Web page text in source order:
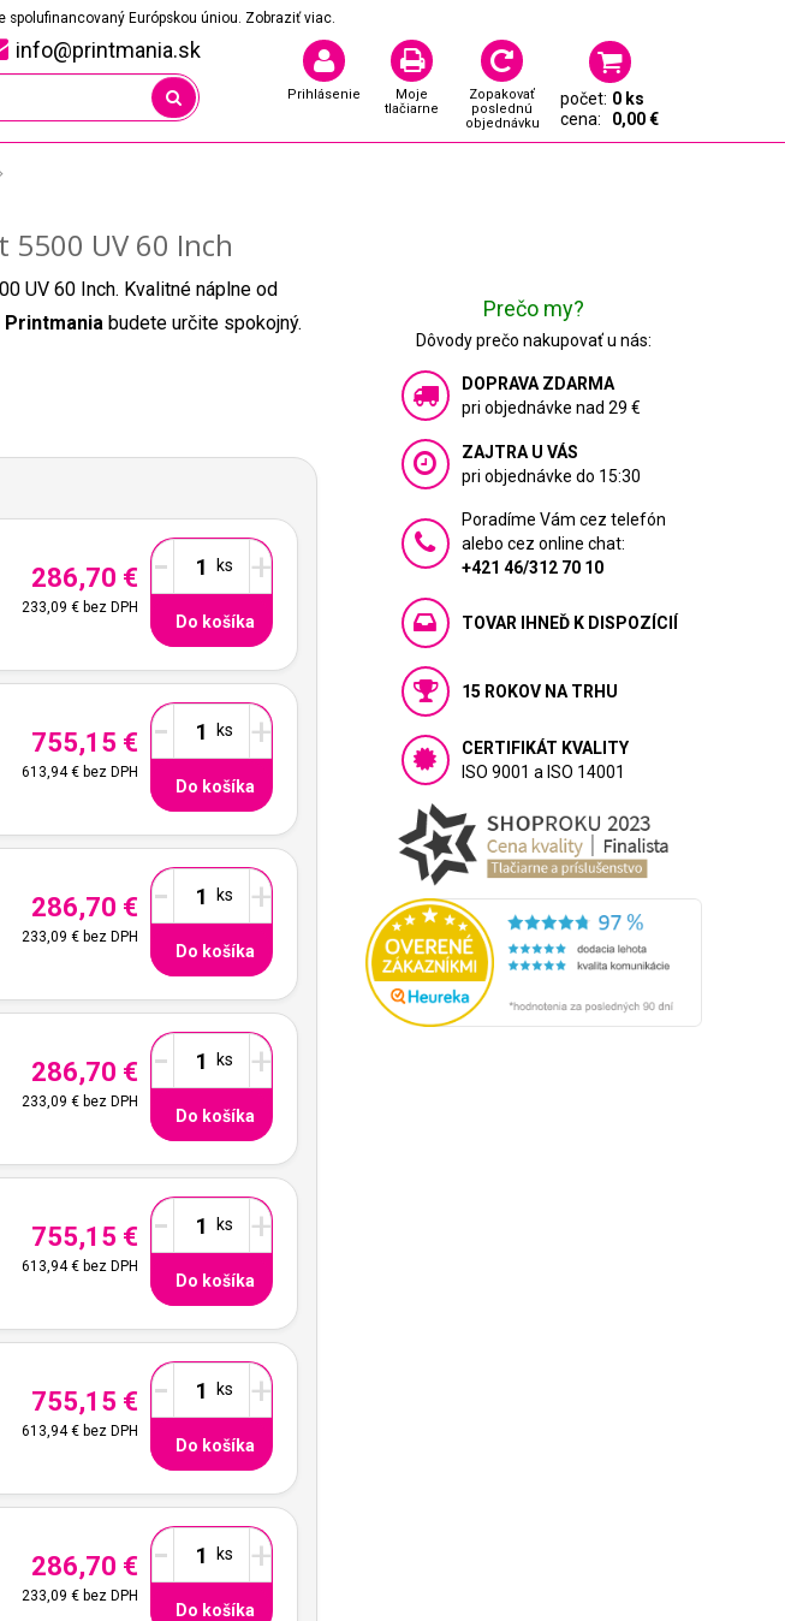
spolufinancovaný Európskou úniou. Zobraziť viac.
info@printmania.sk
Prihlásenie
Moje
tlačiarne
Zopakovať
poslednú
objednávku
počet: 0 ks
cena:
0,00 €
5500 UV 60 Inch
UV 60 Inch. Kvalitné náplne od
Printmania budete určite spokojný.
286,70 €
233,09 €bez DPH
- +
Do košíka
755,15 €
613,94 €bez DPH
- +
Do košíka
286,70 €
233,09 €bez DPH
- +
Do košíka
286,70 €
233,09 €bez DPH
- +
Do košíka
755,15 €
613,94 €bez DPH
- +
Do košíka
755,15 €
613,94 €bez DPH
- +
Do košíka
286,70 €
233,09 €bez DPH
- +
Do košíka
Prečo my?
Dôvody prečo nakupovať u nás:
DOPRAVA ZDARMA
pri objednávke nad 29 €
ZAJTRA U VÁS
pri objednávke do 15:30
Poradíme Vám cez telefón
alebo cez online chat:
+421 46/312 70 10
TOVAR IHNEĎ K DISPOZÍCIÍ
15 ROKOV NA TRHU
CERTIFIKÁT KVALITY
ISO 9001 a ISO 14001